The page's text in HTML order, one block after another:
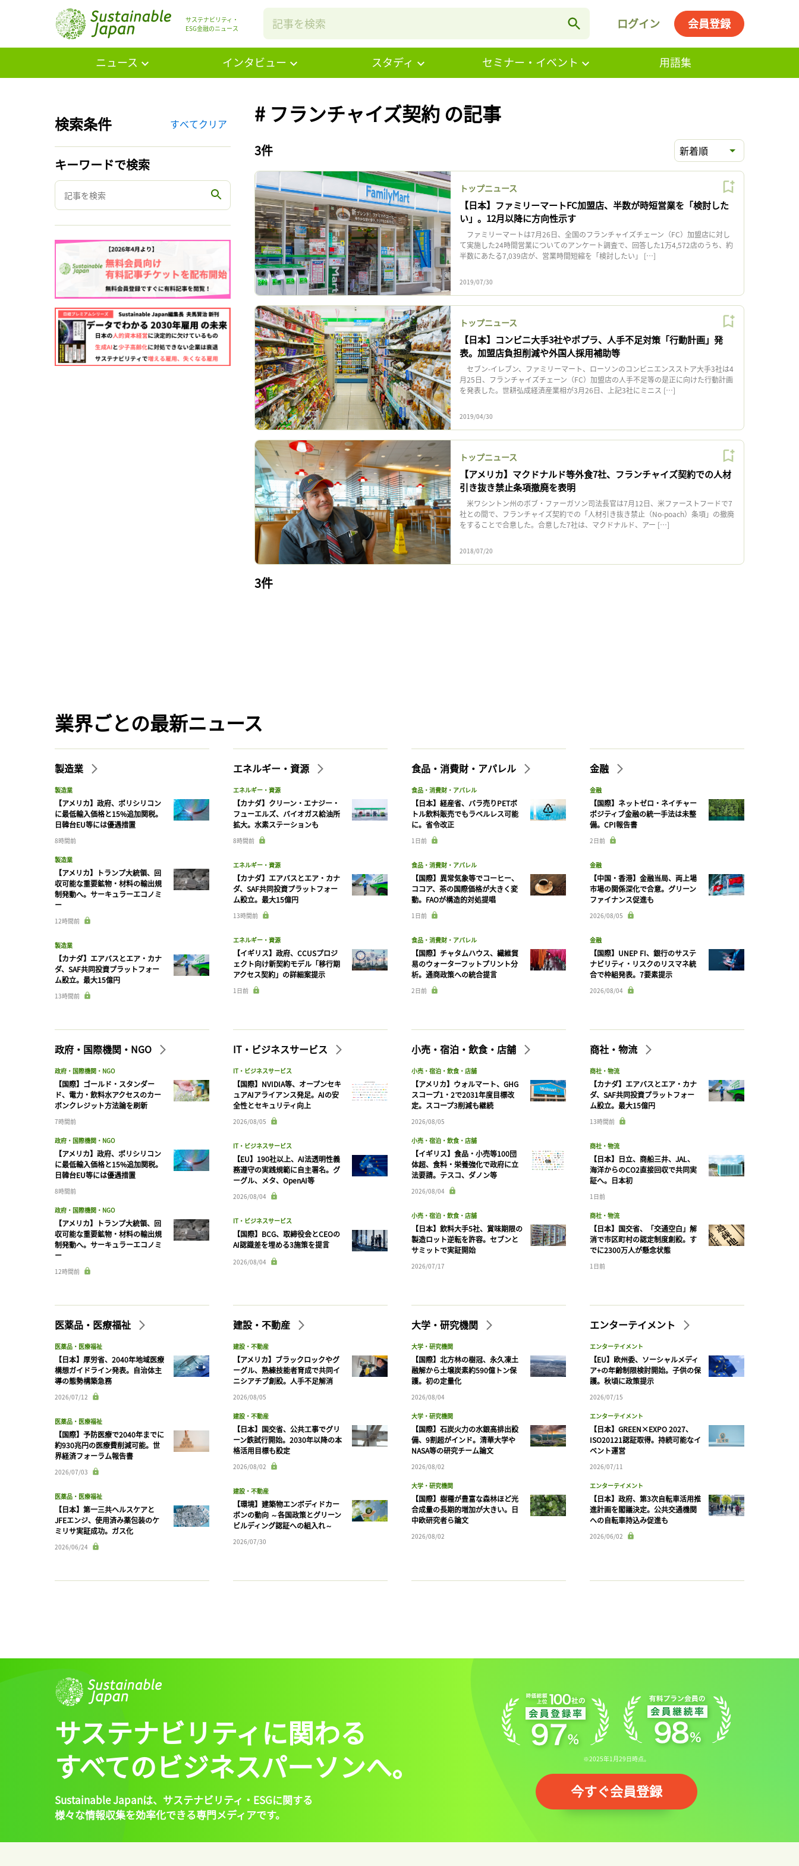
サステナビリティ・
ESG金融のニュース
ログイン 会員登録
ニュース インタビュー スタディ セミナー・イベント 用語集
検索条件 すべてクリア
キーワードで検索
# フランチャイズ契約 の記事
3件 新着順
トップニュース
【日本】ファミリーマートFC加盟店、半数が時短営業を「検討した
い」。12月以降に方向性示す
ファミリーマートは7月26日、全国のフランチャイズチェーン（FC）加盟店に対し
て実施した24時間営業についてのアンケート調査で、回答した1万4,572店のうち、約
半数にあたる7,039店が、営業時間短縮を「検討したい」 […]
2019/07/30
トップニュース
【日本】コンビニ大手3社やポプラ、人手不足対策「行動計画」発
表。加盟店負担削減や外国人採用補助等
セブン-イレブン、ファミリーマート、ローソンのコンビニエンスストア大手3社は4
月25日、フランチャイズチェーン（FC）加盟店の人手不足等の是正に向けた行動計画
を発表した。世耕弘成経済産業相が3月26日、上記3社にミニス […]
2019/04/30
トップニュース
【アメリカ】マクドナルド等外食7社、フランチャイズ契約での人材
引き抜き禁止条項撤廃を表明
米ワシントン州のボブ・ファーガソン司法長官は7月12日、米ファーストフードで7
社との間で、フランチャイズ契約での「人材引き抜き禁止（No-poach）条項」の撤廃
をすることで合意した。合意した7社は、マクドナルド、アー […]
2018/07/20
3件
業界ごとの最新ニュース
製造業
製造業
【アメリカ】政府、ポリシリコン
に最低輸入価格と15%追加関税。
日韓台EU等には優遇措置
8時間前
製造業
【アメリカ】トランプ大統領、回
収可能な重要鉱物・材料の輸出規
制発動へ。サーキュラーエコノミ
ー
12時間前
製造業
【カナダ】エアバスとエア・カナ
ダ、SAF共同投資プラットフォー
ム設立。最大15億円
13時間前
エネルギー・資源
エネルギー・資源
【カナダ】クリーン・エナジー・
フューエルズ、バイオガス給油所
拡大。水素ステーションも
8時間前
エネルギー・資源
【カナダ】エアバスとエア・カナ
ダ、SAF共同投資プラットフォー
ム設立。最大15億円
13時間前
エネルギー・資源
【イギリス】政府、CCUSプロジ
ェクト向け新契約モデル「移行期
アクセス契約」の詳細案提示
1日前
食品・消費財・アパレル
食品・消費財・アパレル
【日本】経産省、バラ売りPETボ
トル飲料販売でもラベルレス可能
に。省令改正
1日前
食品・消費財・アパレル
【国際】異常気象等でコーヒー、
ココア、茶の国際価格が大きく変
動。FAOが構造的対処提唱
1日前
食品・消費財・アパレル
【国際】チャタムハウス、繊維貿
易のウォーターフットプリント分
析。通商政策への統合提言
2日前
金融
金融
【国際】ネットゼロ・ネイチャー
ポジティブ金融の統一手法は未整
備。CPI報告書
2日前
金融
【中国・香港】金融当局、両上場
市場の関係深化で合意。グリーン
ファイナンス促進も
2026/08/05
金融
【国際】UNEP FI、銀行のサステ
ナビリティ・リスクのリスマネ統
合で枠組発表。7要素提示
2026/08/04
政府・国際機関・NGO
政府・国際機関・NGO
【国際】ゴールド・スタンダー
ド、電力・飲料水アクセスのカー
ボンクレジット方法論を刷新
7時間前
政府・国際機関・NGO
【アメリカ】政府、ポリシリコン
に最低輸入価格と15%追加関税。
日韓台EU等には優遇措置
8時間前
政府・国際機関・NGO
【アメリカ】トランプ大統領、回
収可能な重要鉱物・材料の輸出規
制発動へ。サーキュラーエコノミ
ー
12時間前
IT・ビジネスサービス
IT・ビジネスサービス
【国際】NVIDIA等、オープンセキ
ュアAIアライアンス発足。AIの安
全性とセキュリティ向上
2026/08/05
IT・ビジネスサービス
【EU】190社以上、AI法透明性義
務遵守の実践規範に自主署名。グ
ーグル、メタ、OpenAI等
2026/08/04
IT・ビジネスサービス
【国際】BCG、取締役会とCEOの
AI認識差を埋める3施策を提言
2026/08/04
小売・宿泊・飲食・店舗
小売・宿泊・飲食・店舗
【アメリカ】ウォルマート、GHG
スコープ1・2で2031年度目標改
定。スコープ3削減も継続
2026/08/05
小売・宿泊・飲食・店舗
【イギリス】食品・小売等100団
体超、食料・栄養強化で政府に立
法要請。テスコ、ダノン等
2026/08/04
小売・宿泊・飲食・店舗
【日本】飲料大手5社、賞味期限の
製造ロット逆転を許容。セブンと
サミットで実証開始
2026/07/17
商社・物流
商社・物流
【カナダ】エアバスとエア・カナ
ダ、SAF共同投資プラットフォー
ム設立。最大15億円
13時間前
商社・物流
【日本】日立、商船三井、JAL、
海洋からのCO2直接回収で共同実
証へ。日本初
1日前
商社・物流
【日本】国交省、「交通空白」解
消で市区町村の認定制度創設。す
でに2300万人が懸念状態
1日前
医薬品・医療福祉
医薬品・医療福祉
【日本】厚労省、2040年地域医療
構想ガイドライン発表。自治体主
導の態勢構築急務
2026/07/12
医薬品・医療福祉
【国際】予防医療で2040年までに
約930兆円の医療費削減可能。世
界経済フォーラム報告書
2026/07/03
医薬品・医療福祉
【日本】第一三共ヘルスケアと
JFEエンジ、使用済み薬包装のケ
ミリサ実証成功。ガス化
2026/06/24
建設・不動産
建設・不動産
【アメリカ】ブラックロックやグ
ーグル、熟練技能者育成で共同イ
ニシアチブ創設。人手不足解消
2026/08/05
建設・不動産
【日本】国交省、公共工事でグリ
ーン鉄試行開始。2030年以降の本
格活用目標も設定
2026/08/02
建設・不動産
【環境】建築物エンボディドカー
ボンの動向 ～各国政策とグリーン
ビルディング認証への組入れ～
2026/07/30
大学・研究機関
大学・研究機関
【国際】北方林の樹冠、永久凍土
融解から土壌炭素約590億トン保
護。初の定量化
2026/08/04
大学・研究機関
【国際】石炭火力の水銀高排出設
備、9割超がインド。清華大学や
NASA等の研究チーム論文
2026/08/02
大学・研究機関
【国際】樹種が豊富な森林ほど光
合成量の長期的増加が大きい。日
中欧研究者ら論文
2026/08/02
エンターテイメント
エンターテイメント
【EU】欧州委、ソーシャルメディ
ア+の年齢制限検討開始。子供の保
護。秋頃に政策提示
2026/07/15
エンターテイメント
【日本】GREEN×EXPO 2027、
ISO20121認証取得。持続可能なイ
ベント運営
2026/07/11
エンターテイメント
【日本】政府、第3次自転車活用推
進計画を閣議決定。公共交通機関
への自転車持込み促進も
2026/06/02
記事をお気に入りに保存するには
ログインが必要です
会員登録
サステナビリティに関わる
すべてのビジネスパーソンへ。
Sustainable Japanは、 サステナビリティ・ESGに関する
様々な情報収集を効率化できる専門メディアです。
※2025年1月29日時点。
今すぐ会員登録